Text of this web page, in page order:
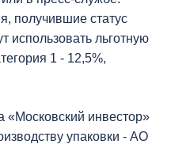
получившие статус
использовать льготную
1 - 12,5%,
«Московский инвестор»
упаковки - АО